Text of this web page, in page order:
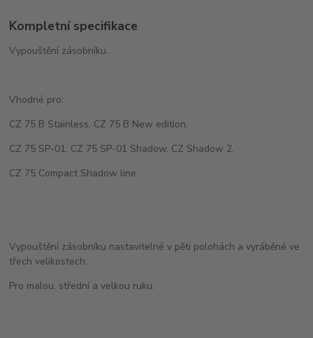
Kompletní specifikace
Vypouštění zásobníku.
Vhodné pro:
CZ 75 B Stainless, CZ 75 B New edition,
CZ 75 SP-01, CZ 75 SP-01 Shadow, CZ Shadow 2,
CZ 75 Compact Shadow line.
Vypouštění zásobníku nastavitelné v pěti polohách a vyráběné ve
třech velikostech:
Pro malou, střední a velkou ruku.